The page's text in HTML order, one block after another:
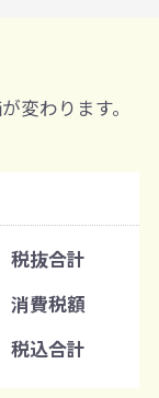
プルは各色3個まで
変わります。
税抜合計
消費税額
税込合計